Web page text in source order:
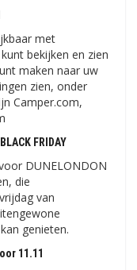
met
bekijken en zien
maken naar uw
zien, onder
Camper.com,
FRIDAY
DUNELONDON
die
van
genieten.
11.11